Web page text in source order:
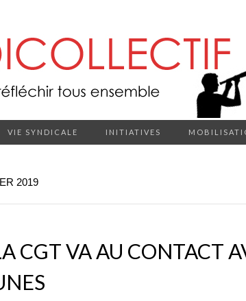
VIE SYNDICALE INITIATIVES
2019
CGT VA AU CONTACT